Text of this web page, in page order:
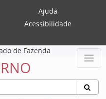
Ajuda
Acessibilidade
de Fazenda